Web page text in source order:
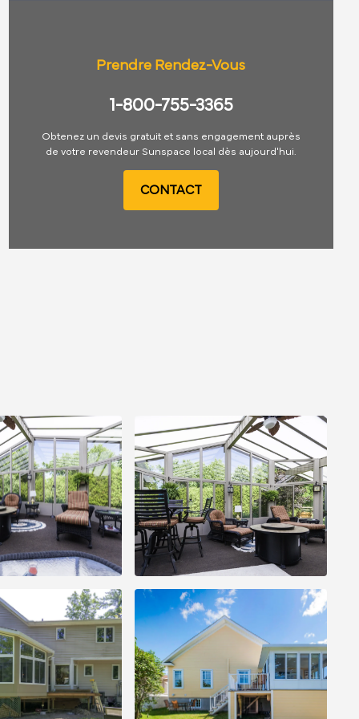
Prendre Rendez-Vous
1-800-755-3365
Obtenez un devis gratuit et sans engagement auprès
de votre revendeur Sunspace local dès aujourd'hui.
CONTACT